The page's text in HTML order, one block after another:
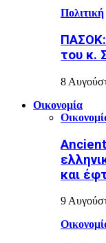
Πολιτική
ΠΑΣΟΚ:
του κ.
8
Οικονομία
και
9